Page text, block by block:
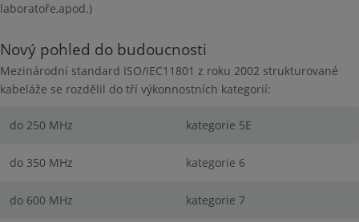
laboratoře,apod.)
Nový pohled do budoucnosti
Mezinárodní standard ISO/IEC11801 z roku 2002 strukturované
kabeláže se rozdělil do tří výkonnostních kategorií:
do 250 MHz kategorie 5E
do 350 MHz kategorie 6
do 600 MHz
kategorie 7